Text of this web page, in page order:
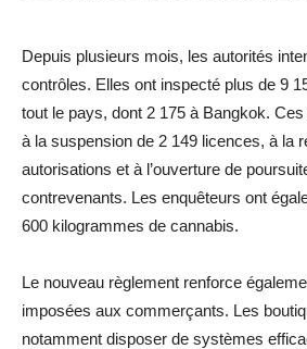
Depuis plusieurs mois, les autorités
contrôles. Elles ont inspecté plus de 9
tout le pays, dont 2 175 à Bangkok.
à la suspension de 2 149 licences, à la
autorisations et à l’ouverture de
contrevenants. Les enquêteurs ont
600 kilogrammes de cannabis.
Le nouveau règlement renforce
imposées aux commerçants. Les
notamment disposer de systèmes